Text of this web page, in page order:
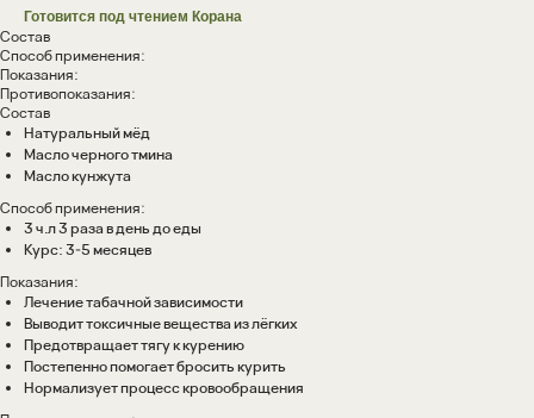
Готовится под чтением Корана
Состав
Способ применения:
Показания:
Противопоказания:
Состав
Натуральный мёд
Масло черного тмина
Масло кунжута
Способ применения:
3 ч.л 3 раза в день до еды
Курс: 3-5 месяцев
Показания:
Лечение табачной зависимости
Выводит токсичные вещества из лёгких
Предотвращает тягу к курению
Постепенно помогает бросить курить
Нормализует процесс кровообращения